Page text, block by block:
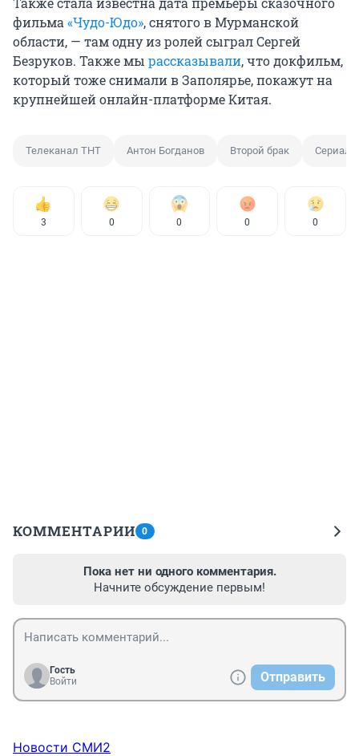
фильма «Чудо-Юдо», снятого в Мурманской
области, — там одну из ролей сыграл Сергей
Безруков. Также мы рассказывали, что докфильм,
который тоже снимали в Заполярье, покажут на
крупнейшей онлайн-платформе Китая.
Телеканал ТНТ Антон Богданов Второй брак Сериал
3 0 0 0 0
КОММЕНТАРИИ 0
Пока нет ни одного комментария.
Начните обсуждение первым!
Гость
Войти
Отправить
Новости СМИ2